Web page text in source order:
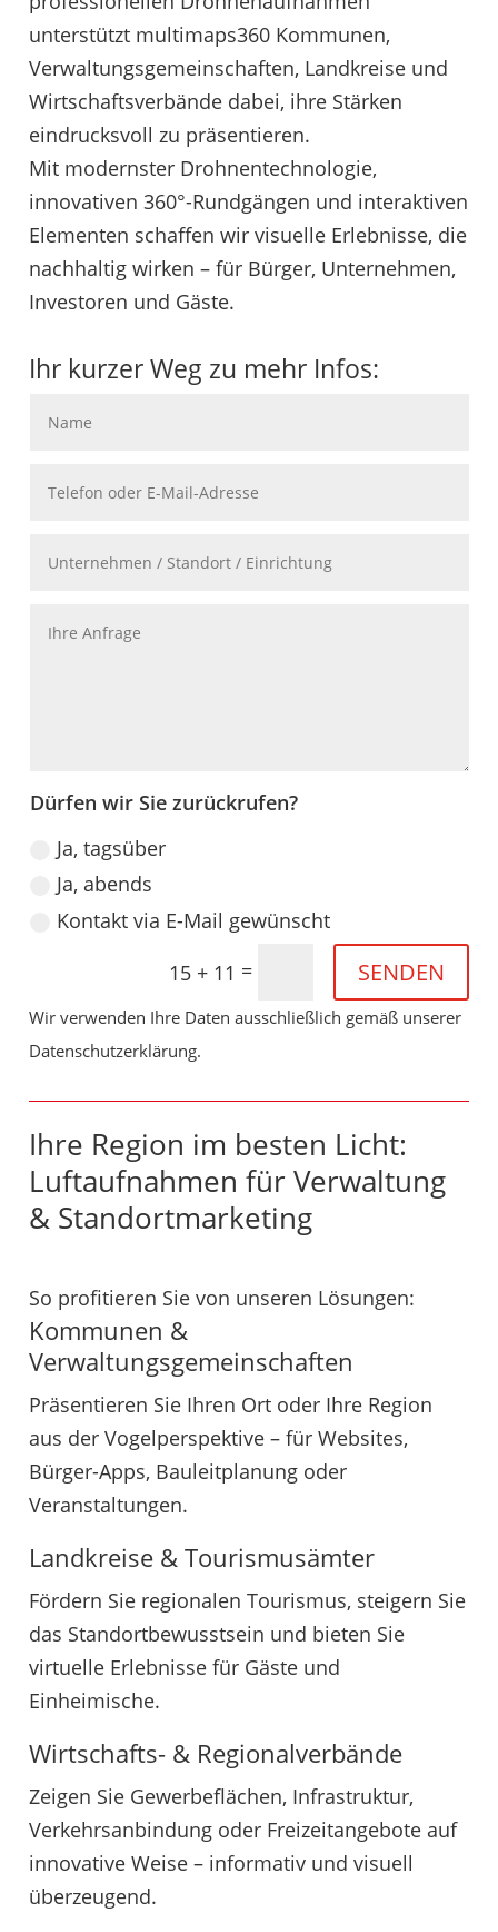
unterstützt multimaps360 Kommunen,
Verwaltungs­gemeinschaften, Landkreise und
Wirtschaftsverbände dabei, ihre Stärken
eindrucksvoll zu präsentieren.
Mit modernster Drohnentechnologie,
innovativen 360°-Rundgängen und interaktiven
Elementen schaffen wir visuelle Erlebnisse, die
nachhaltig wirken – für Bürger, Unternehmen,
Investoren und Gäste.
Ihr kurzer Weg zu mehr Infos:
Dürfen wir Sie zurückrufen?
Ja, tagsüber
Ja, abends
Kontakt via E-Mail gewünscht
15 + 11 = SENDEN
Wir verwenden Ihre Daten ausschließlich gemäß unserer
Datenschutzerklärung.
Ihre Region im besten Licht:
Luftaufnahmen für Verwaltung
& Standortmarketing
So profitieren Sie von unseren Lösungen:
Kommunen &
Verwaltungsgemeinschaften
Präsentieren Sie Ihren Ort oder Ihre Region
aus der Vogelperspektive – für Websites,
Bürger-Apps, Bauleitplanung oder
Veranstaltungen.
Landkreise & Tourismusämter
Fördern Sie regionalen Tourismus, steigern Sie
das Standortbewusstsein und bieten Sie
virtuelle Erlebnisse für Gäste und
Einheimische.
Wirtschafts- & Regionalverbände
Zeigen Sie Gewerbeflächen, Infrastruktur,
Verkehrsanbindung oder Freizeitangebote auf
innovative Weise – informativ und visuell
überzeugend.